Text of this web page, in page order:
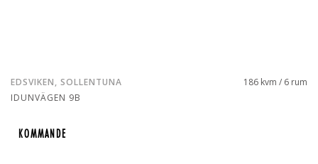
EDSVIKEN, SOLLENTUNA
IDUNVÄGEN 9B
186 kvm / 6 rum
KOMMANDE
KOMMANDE